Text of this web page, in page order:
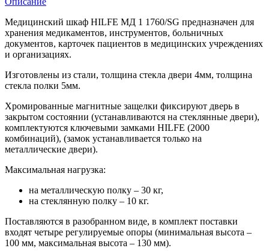
Медицинский шкаф HILFE МД 1 1760/SG предназначен для
хранения медикаментов, инструментов, больничных
документов, карточек пациентов в медицинских учреждениях
и организациях.
Изготовлены из стали, толщина стекла двери 4мм, толщина
стекла полки 5мм.
Хромированные магнитные защелки фиксируют дверь в
закрытом состоянии (устанавливаются на стеклянные двери),
комплектуются ключевыми замками HILFE (2000
комбинаций), (замок устанавливается только на
металлические двери).
Максимальная нагрузка:
на металлическую полку – 30 кг,
на стеклянную полку – 10 кг.
Поставляются в разобранном виде, в комплект поставки
входят четыре регулируемые опоры (минимальная высота –
100 мм, максимальная высота – 130 мм).